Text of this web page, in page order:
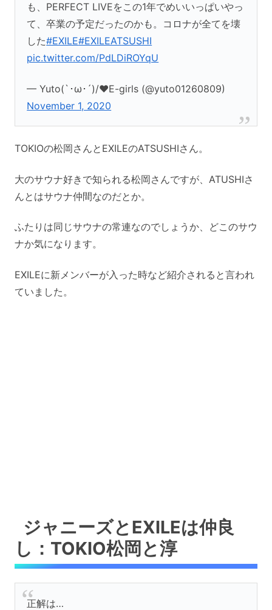
も、PERFECT LIVEをこの1年でめいいっぱいやっ
て、卒業の予定だったのかも。コロナが全てを壊
した#EXILE#EXILEATSUSHI
pic.twitter.com/PdLDiROYqU
— Yuto(`･ω･´)/♥E-girls (@yuto01260809)
November 1, 2020
TOKIOの松岡さんとEXILEのATSUSHIさん。
大のサウナ好きで知られる松岡さんですが、ATUSHIさ
んとはサウナ仲間なのだとか。
ふたりは同じサウナの常連なのでしょうか、どこのサウ
ナか気になります。
EXILEに新メンバーが入った時など紹介されると言われ
ていました。
ジャニーズとEXILEは仲良
し：TOKIO松岡と淳
正解は…